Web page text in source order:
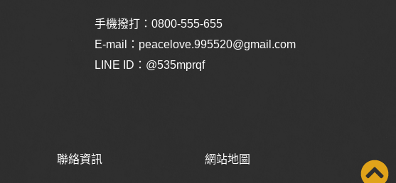
手機撥打：0800-555-655
E-mail： peacelove.995520@gmail.com
LINE ID： @535mprqf
聯絡資訊
網站地圖